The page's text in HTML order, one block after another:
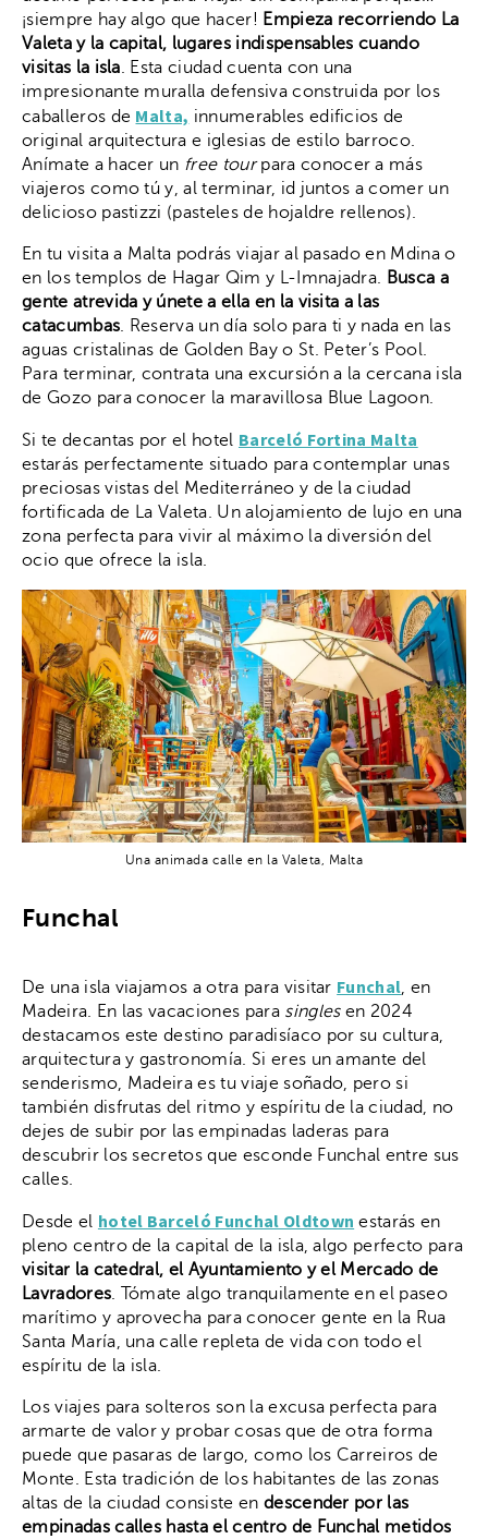
¡siempre hay algo que hacer! Empieza recorriendo La
Valeta y la capital, lugares indispensables cuando
visitas la isla. Esta ciudad cuenta con una
impresionante muralla defensiva construida por los
caballeros de Malta, innumerables edificios de
original arquitectura e iglesias de estilo barroco.
Anímate a hacer un free tourpara conocer a más
viajeros como tú y, al terminar, id juntos a comer un
delicioso pastizzi (pasteles de hojaldre rellenos).
En tu visita a Malta podrás viajar al pasado en Mdina o
en los templos de Hagar Qim y L-Imnajadra. Busca a
gente atrevida y únete a ella en la visita a las
catacumbas. Reserva un día solo para ti y nada en las
aguas cristalinas de Golden Bay o St. Peter’s Pool.
Para terminar, contrata una excursión a la cercana isla
de Gozo para conocer la maravillosa Blue Lagoon.
Si te decantas por el hotel Barceló Fortina Malta
estarás perfectamente situado para contemplar unas
preciosas vistas del Mediterráneo y de la ciudad
fortificada de La Valeta. Un alojamiento de lujo en una
zona perfecta para vivir al máximo la diversión del
ocio que ofrece la isla.
Una animada calle en la Valeta, Malta
Funchal
De una isla viajamos a otra para visitar Funchal, en
Madeira. En las vacaciones para singlesen 2024
destacamos este destino paradisíaco por su cultura,
arquitectura y gastronomía. Si eres un amante del
senderismo, Madeira es tu viaje soñado, pero si
también disfrutas del ritmo y espíritu de la ciudad, no
dejes de subir por las empinadas laderas para
descubrir los secretos que esconde Funchal entre sus
calles.
Desde el hotel Barceló Funchal Oldtown estarás en
pleno centro de la capital de la isla, algo perfecto para
visitar la catedral, el Ayuntamiento y el Mercado de
Lavradores. Tómate algo tranquilamente en el paseo
marítimo y aprovecha para conocer gente en la Rua
Santa María, una calle repleta de vida con todo el
espíritu de la isla.
Los viajes para solteros son la excusa perfecta para
armarte de valor y probar cosas que de otra forma
puede que pasaras de largo, como los Carreiros de
Monte. Esta tradición de los habitantes de las zonas
altas de la ciudad consiste en descender por las
empinadas calles hasta el centro de Funchal metidos